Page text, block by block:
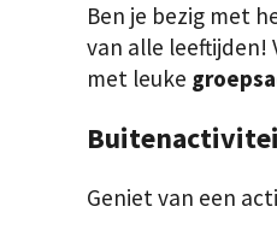
Ben je bezig met
van alle
met leuke
Geniet van een